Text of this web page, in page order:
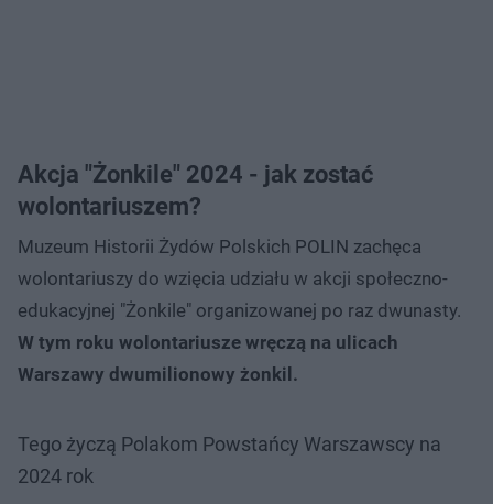
Akcja "Żonkile" 2024 - jak zostać
wolontariuszem?
Muzeum Historii Żydów Polskich POLIN zachęca
wolontariuszy do wzięcia udziału w akcji społeczno-
edukacyjnej "Żonkile" organizowanej po raz dwunasty.
W tym roku wolontariusze wręczą na ulicach
Warszawy dwumilionowy żonkil.
Tego życzą Polakom Powstańcy Warszawscy na
2024 rok